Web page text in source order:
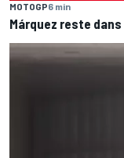
MOTOGP6 min
Márquez reste